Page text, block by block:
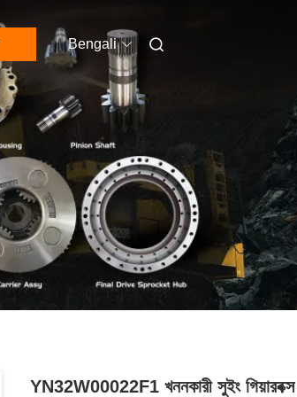
Bengali
YN32W00022F1 খননকারী সুইং